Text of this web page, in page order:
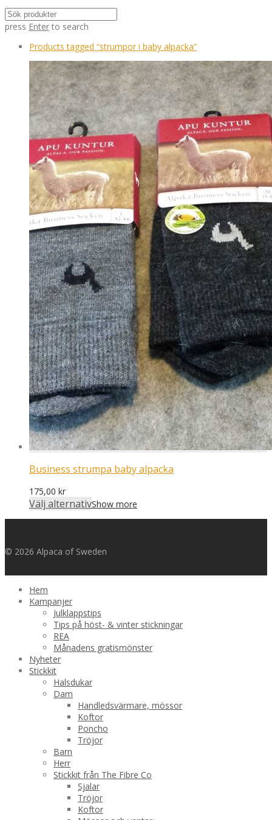
press Enter to search
Products tagged “strumpor i baby alpacka”
Business strumpa baby alpacka
175,00 kr
Välj alternativShow more
© 2026 Alpaca of Sweden
Hem
Kampanjer
Julklappstips
Tips på höst- & vinter stickningar
REA
Månadens gratismönster
Nyheter
Stickkit
Halsdukar
Dam
Handledsvärmare, mössor
Koftor
Poncho
Tröjor
Barn
Herr
Stickkit från The Fibre Co
Sjalar
Tröjor
Koftor